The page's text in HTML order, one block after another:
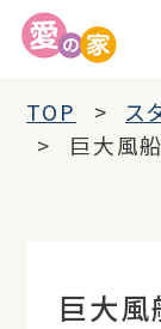
TOP
ス
巨大風
巨大風